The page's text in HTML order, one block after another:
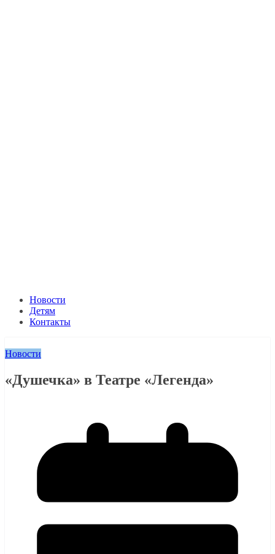
Новости
Детям
Контакты
Новости
«Душечка» в Театре «Легенда»